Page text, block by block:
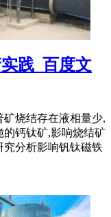
践_百度文
烧结存在液相量少,
钙钛矿,影响烧结矿
究分析影响钒钛磁铁